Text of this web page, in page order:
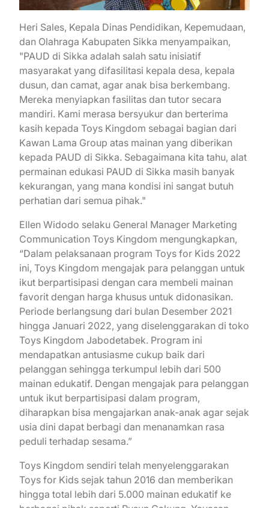
Heri Sales, Kepala Dinas Pendidikan, Kepemudaan,
dan Olahraga Kabupaten Sikka menyampaikan,
"PAUD di Sikka adalah salah satu inisiatif
masyarakat yang difasilitasi kepala desa, kepala
dusun, dan camat, agar anak bisa berkembang.
Mereka menyiapkan fasilitas dan tutor secara
mandiri. Kami merasa bersyukur dan berterima
kasih kepada Toys Kingdom sebagai bagian dari
Kawan Lama Group atas mainan yang diberikan
kepada PAUD di Sikka. Sebagaimana kita tahu, alat
permainan edukasi PAUD di Sikka masih banyak
kekurangan, yang mana kondisi ini sangat butuh
perhatian dari semua pihak."
Ellen Widodo selaku General Manager Marketing
Communication Toys Kingdom mengungkapkan,
“Dalam pelaksanaan program Toys for Kids 2022
ini, Toys Kingdom mengajak para pelanggan untuk
ikut berpartisipasi dengan cara membeli mainan
favorit dengan harga khusus untuk didonasikan.
Periode berlangsung dari bulan Desember 2021
hingga Januari 2022, yang diselenggarakan di toko
Toys Kingdom Jabodetabek. Program ini
mendapatkan antusiasme cukup baik dari
pelanggan sehingga terkumpul lebih dari 500
mainan edukatif. Dengan mengajak para pelanggan
untuk ikut berpartisipasi dalam program,
diharapkan bisa mengajarkan anak-anak agar sejak
usia dini dapat berbagi dan menanamkan rasa
peduli terhadap sesama.”
Toys Kingdom sendiri telah menyelenggarakan
Toys for Kids sejak tahun 2016 dan memberikan
hingga total lebih dari 5.000 mainan edukatif ke